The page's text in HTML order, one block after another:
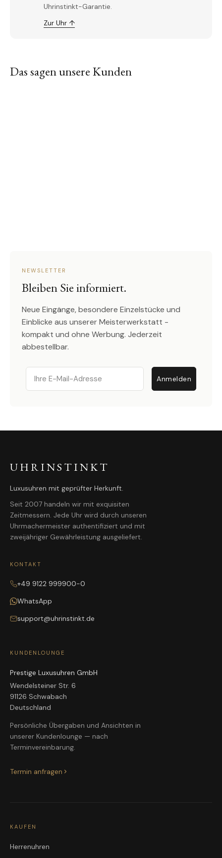
Uhrinstinkt-Garantie.
Zur Uhr ↑
Das sagen unsere Kunden
NEWSLETTER
Bleiben Sie informiert.
Neue Eingänge, besondere Einzelstücke und
Einblicke aus unserer Meisterwerkstatt -
kompakt und ohne Werbung. Jederzeit
abbestellbar.
Email
Anmelden
UHRINSTINKT
Luxusuhren mit geprüfter Herkunft.
Seit 2007 handeln wir mit exquisiten
Zeitmessern. Jede Uhr wird durch unseren
Uhrmachermeister authentifiziert und mit
zweijähriger Gewährleistung ausgeliefert.
KONTAKT
+49 9122 999900-0
WhatsApp
support@uhrinstinkt.de
KUNDENLOUNGE
Prestige Luxusuhren GmbH
Wendelsteiner Str. 6
91126 Schwabach
Deutschland
Persönliche Übergaben und Ansichten in
unserer Kundenlounge — nach
Terminvereinbarung.
Termin anfragen
KAUFEN
Herrenuhren